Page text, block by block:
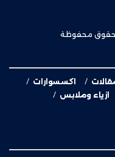
محفوظة
اكسسوارات
ازياء وملابس